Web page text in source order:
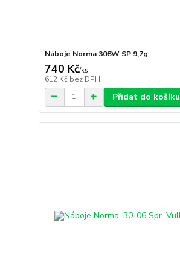
Náboje Norma 308W SP 9,7g
740 Kč/ks
612 Kč bez DPH
Přidat do košíku